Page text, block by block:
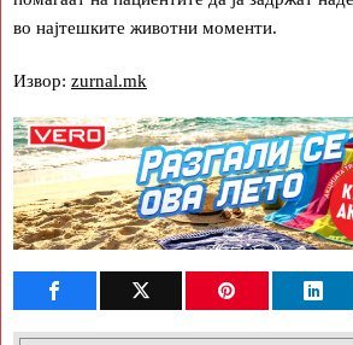
во најтешките животни моменти.
Извор: zurnal.mk